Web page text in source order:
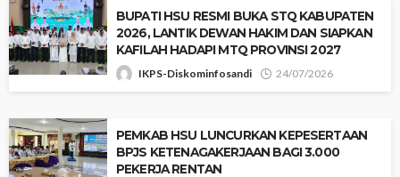
‎BUPATI HSU RESMI BUKA STQ KABUPATEN
2026, LANTIK DEWAN HAKIM DAN SIAPKAN
KAFILAH HADAPI MTQ PROVINSI 2027 ‎
IKPS-Diskominfosandi 24/07/2026
‎PEMKAB HSU LUNCURKAN KEPESERTAAN
BPJS KETENAGAKERJAAN BAGI 3.000
PEKERJA RENTAN